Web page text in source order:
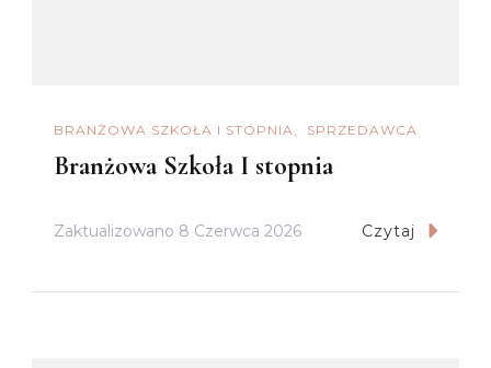
BRANŻOWA SZKOŁA I STOPNIA SPRZEDAWCA
Branżowa Szkoła I stopnia
Zaktualizowano 8 Czerwca 2026 Czytaj